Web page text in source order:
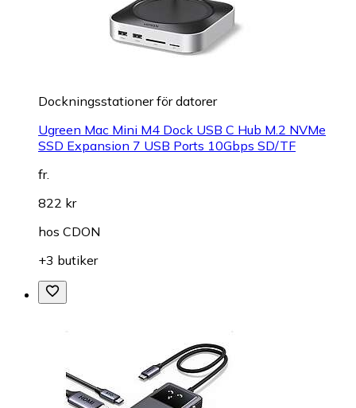
Dockningsstationer för datorer
Ugreen Mac Mini M4 Dock USB C Hub M.2 NVMe
SSD Expansion 7 USB Ports 10Gbps SD/TF
fr.
822 kr
hos CDON
+3 butiker